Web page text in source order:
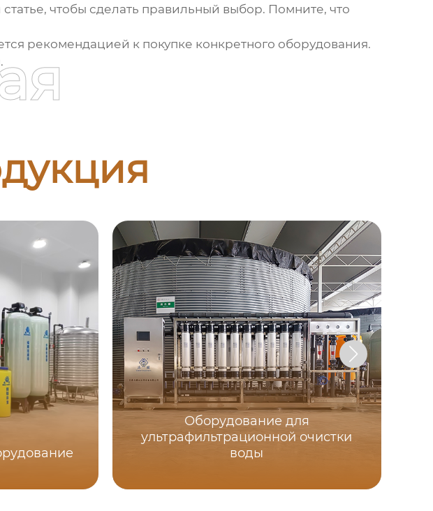
чтобы сделать правильный выбор. Помните, что
рекомендацией к покупке конкретного оборудования.
Оборудование для
ультрафильтрационной очистки
воды